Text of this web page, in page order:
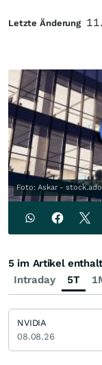
Foto: Askar -
Letzte Änderung
Intraday 5T
5 im Artikel
NVIDIA
08.08.26